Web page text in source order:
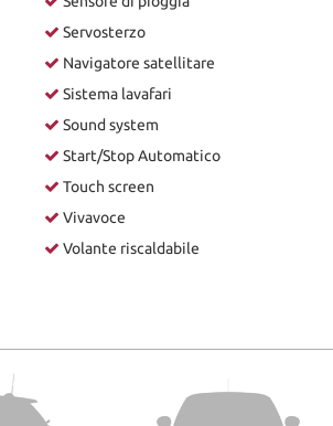
Servosterzo
Navigatore satellitare
Sistema lavafari
Sound system
Start/Stop Automatico
Touch screen
Vivavoce
Volante riscaldabile